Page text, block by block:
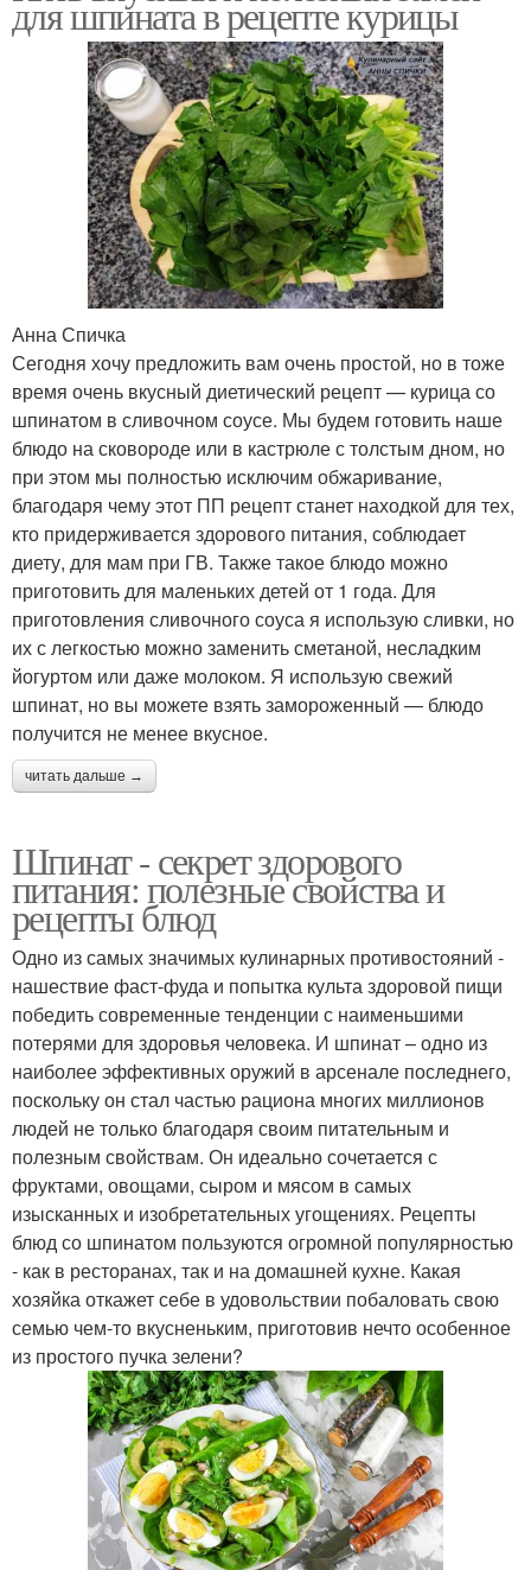
для шпината в рецепте курицы
Анна Спичка
Сегодня хочу предложить вам очень простой, но в тоже
время очень вкусный диетический рецепт — курица со
шпинатом в сливочном соусе. Мы будем готовить наше
блюдо на сковороде или в кастрюле с толстым дном, но
при этом мы полностью исключим обжаривание,
благодаря чему этот ПП рецепт станет находкой для тех,
кто придерживается здорового питания, соблюдает
диету, для мам при ГВ. Также такое блюдо можно
приготовить для маленьких детей от 1 года. Для
приготовления сливочного соуса я использую сливки, но
их с легкостью можно заменить сметаной, несладким
йогуртом или даже молоком. Я использую свежий
шпинат, но вы можете взять замороженный — блюдо
получится не менее вкусное.
читать дальше →
Шпинат - секрет здорового
питания: полезные свойства и
рецепты блюд
Одно из самых значимых кулинарных противостояний -
нашествие фаст-фуда и попытка культа здоровой пищи
победить современные тенденции с наименьшими
потерями для здоровья человека. И шпинат – одно из
наиболее эффективных оружий в арсенале последнего,
поскольку он стал частью рациона многих миллионов
людей не только благодаря своим питательным и
полезным свойствам. Он идеально сочетается с
фруктами, овощами, сыром и мясом в самых
изысканных и изобретательных угощениях. Рецепты
блюд со шпинатом пользуются огромной популярностью
- как в ресторанах, так и на домашней кухне. Какая
хозяйка откажет себе в удовольствии побаловать свою
семью чем-то вкусненьким, приготовив нечто особенное
из простого пучка зелени?